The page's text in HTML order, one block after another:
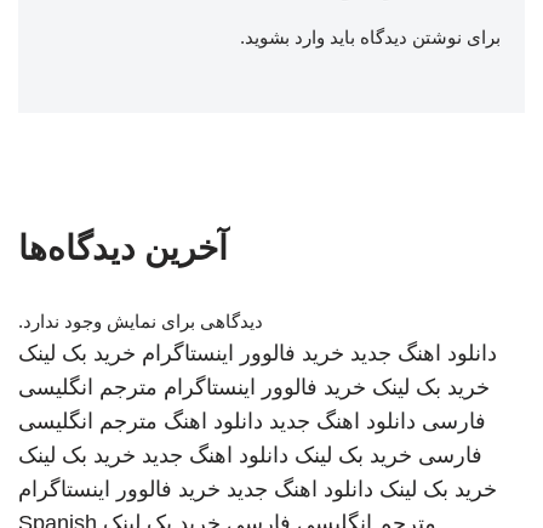
برای نوشتن دیدگاه باید وارد بشوید.
آخرین دیدگاه‌ها
دیدگاهی برای نمایش وجود ندارد.
دانلود اهنگ جدید خرید فالوور اینستاگرام خرید بک لینک
خرید بک لینک خرید فالوور اینستاگرام مترجم انگلیسی
فارسی دانلود اهنگ جدید دانلود اهنگ مترجم انگلیسی
فارسی خرید بک لینک دانلود اهنگ جدید خرید بک لینک
خرید بک لینک دانلود اهنگ جدید خرید فالوور اینستاگرام
مترجم انگلیسی فارسی خرید بک لینک Spanish